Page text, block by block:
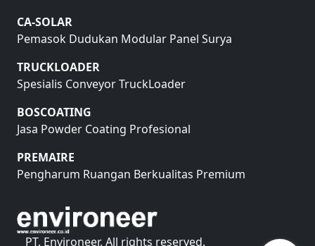
CA-SOLAR
Pemasok Dudukan Modular Panel Surya
TRUCKLOADER
Spesialis Conveyor TruckLoader
BOSCOATING
Jasa Powder Coating Profesional
PREMAIRE
Pengharum Ruangan Berkualitas Premium
PT. Environeer, All rights reserved.